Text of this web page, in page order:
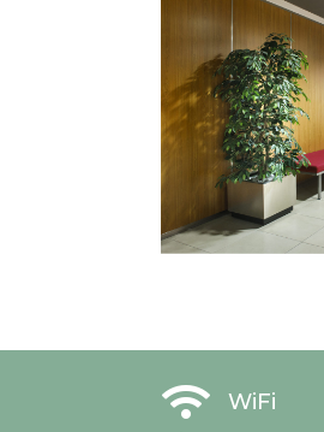
 WiFi